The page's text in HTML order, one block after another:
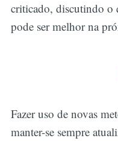
criticado, discutindo o
pode ser melhor na
Fazer uso de novas
manter-se sempre